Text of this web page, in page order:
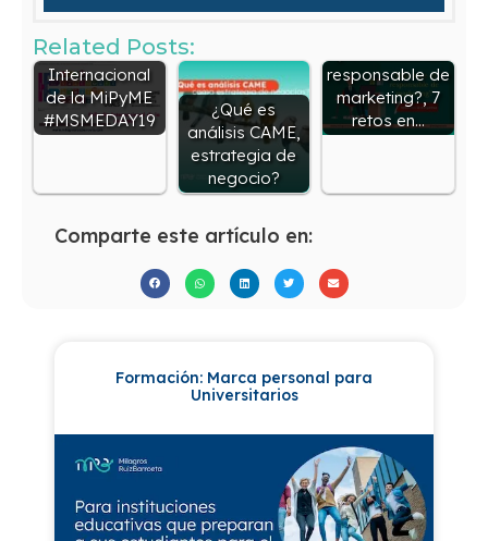
Related Posts:
Día
Internacional
de la MiPyME
#MSMEDAY19
¿Qué es
análisis CAME,
estrategia de
negocio?
responsable de
marketing?, 7
retos en…
Comparte este artículo en:
Formación: Marca personal para
Universitarios